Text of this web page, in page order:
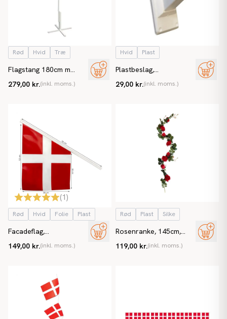
Rød Hvid Træ
Flagstang 180cm m
m flagline og hejs
279,00 kr.(inkl. moms.)
Hvid Plast
Plastbeslag,
facadeflag)
29,00 kr.(inkl. moms.)
(1)
Rød Hvid Folie Plast
Facadeflag,
149,00 kr.(inkl. moms.)
Rød Plast Silke
Rosenranke, 145cm,
119,00 kr.(inkl. moms.)